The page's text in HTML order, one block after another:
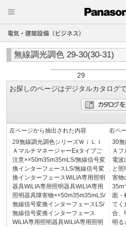
電気・建築設備（ビジネス）
無線調光調色 29-30(30-31)
29
お探しのページはデジタルカタログ
左ページから抽出された内容
29無線調光調色シリーズＷｉＬＩ
ＡマルチマネージャーExタイプご
注意××50m35m35mLS/無線信号変
換インターフェースLS/無線信号変
換インターフェースWiLIA専用照明
器具WiLIA専用照明器具WiLIA専用
照明器具障害物××50m35m35mLS/
無線信号変換インターフェースLS/
無線信号変換インターフェース
WiLIA専用照明器具WiLIA専用照明
右ペ
30無
Ａ
電波
と
害物
35m
面・
てく
合、
明る